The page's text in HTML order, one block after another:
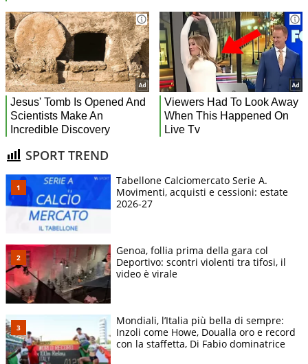
SPORT TREND
Tabellone Calciomercato Serie A.
Movimenti, acquisti e cessioni: estate
2026-27
Genoa, follia prima della gara col
Deportivo: scontri violenti tra tifosi, il
video è virale
Mondiali, l’Italia più bella di sempre:
Inzoli come Howe, Doualla oro e record
con la staffetta, Di Fabio dominatrice